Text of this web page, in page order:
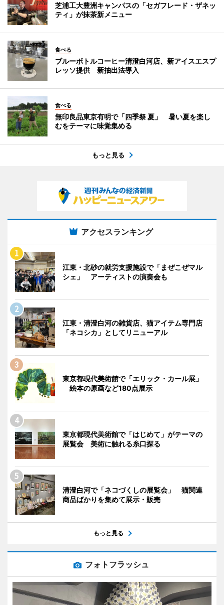
芝浦工大豊洲キャンパスの「セガフレード・ザネッ
ティ」が抹茶新メニュー
食べる
ブルーボトルコーヒー清澄白河店、新アイスエスプ
レッソ提供 新抽出法導入
食べる
無印良品東京有明で「四季祭 夏」 暑い夏を楽し
むをテーマに味覚集める
もっと見る
アクセスランキング
江東・北砂の就労支援施設で「まぜこぜマル
シェ」 アーティストの演奏会も
江東・清澄白河の雑貨店、猫アイテム専門店
「ネコシカ」としてリニューアル
東京都現代美術館で「エリック・カール展」
絵本の原画など180点展示
東京都現代美術館で「はじめて」がテーマの
展覧会 美術に触れる糸口探る
清澄白河で「ネコづくしの展覧会」 猫関連
商品ばかりを集めて展示・販売
もっと見る
フォトフラッシュ